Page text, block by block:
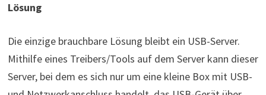
Lösung
Die einzige brauchbare Lösung bleibt ein USB-Server.
Mithilfe eines Treibers/Tools auf dem Server kann dieser
Server, bei dem es sich nur um eine kleine Box mit USB-